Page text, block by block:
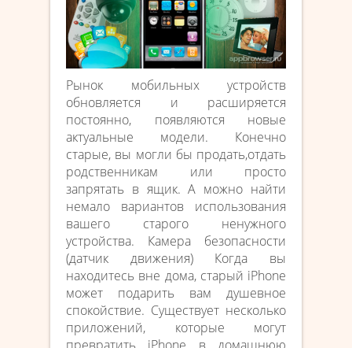
Рынок мобильных устройств
обновляется и расширяется
постоянно, появляются новые
актуальные модели. Конечно
старые, вы могли бы продать,отдать
родственникам или просто
запрятать в ящик. А можно найти
немало вариантов использования
вашего старого ненужного
устройства. Камера безопасности
(датчик движения) Когда вы
находитесь вне дома, старый iPhone
может подарить вам душевное
спокойствие. Существует несколько
приложений, которые могут